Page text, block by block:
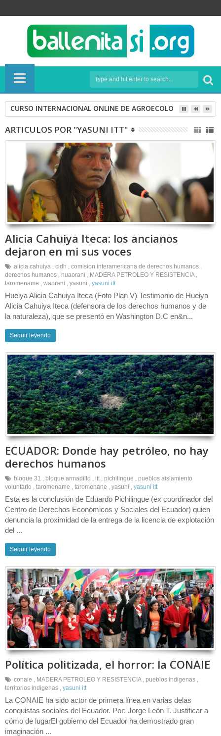
CURSO INTERNACIONAL ONLINE DE AGROECOLOGÍA
ARTICULOS POR "YASUNI ITT"
Alicia Cahuiya Iteca: los ancianos
dejaron en mi sus voces
alicia cahuiya , cidh , comision interamericana de derechos humanos ,
derechos humanos , huaorani , MADERA PETROLEO Y RESISTENCIA ,
taromename , waorani , yasuni , yasuni itt
Hueiya Alicia Cahuiya Iteca (Foto Plan V) Testimonio de Hueiya
Alicia Cahuiya Iteca (defensora de los derechos humanos y de
la naturaleza), que se presentó en Washington D.C en&n...
Seguir leyendo
ECUADOR: Donde hay petróleo, no hay
derechos humanos
bloque 31 , bloque armadillo , itt , pichilingue , pueblos aislamiento
voluntario , taromename , taromenane , yasuni , yasuni itt
Esta es la conclusión de Eduardo Pichilingue (ex coordinador del
Centro de Derechos Económicos y Sociales del Ecuador) quien
denuncia la proximidad de la entrega de la licencia de explotación
del ...
Seguir leyendo
Política politizada, el horror: la CONAIE
conaie , MADERA PETROLEO Y RESISTENCIA , pueblos indigenas ,
territorios indigenas , yasuni itt
La CONAIE ha sido actor de primera línea en varias delas
conquistas sociales del Ecuador. Por: Jorge León T. Justificar a
cómo de lugarEl gobierno del Ecuador ha demostrado gran
imaginación ...